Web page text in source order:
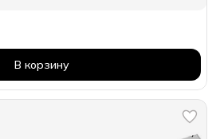
В корзину